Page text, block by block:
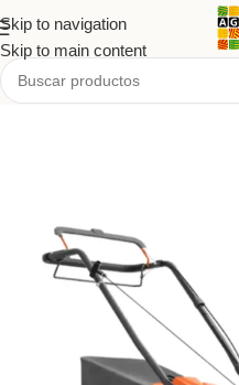
Skip to navigation
Skip to main content
Tienda